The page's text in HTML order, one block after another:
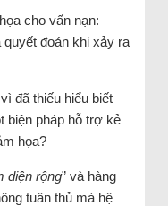
cho vấn nạn:
đoán khi xảy ra
đã thiếu hiểu biết
biện pháp hỗ trợ kẻ
họa?
diện rộng” và hàng
tuân thủ mà hệ